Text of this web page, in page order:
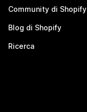
Community di Shopify
Blog di Shopify
Ricerca